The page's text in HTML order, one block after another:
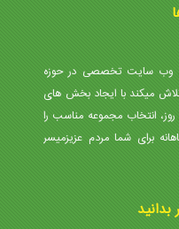
وب سایت تخصصی در حوزه
میکند با ایجاد بخش های
انتخاب مجموعه مناسب را
برای شما مردم عزیزمیسر
بدانید